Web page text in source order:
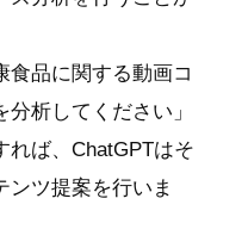
食品に関する動画コ
析してください」
れば、ChatGPTはそ
ンツ提案を行いま